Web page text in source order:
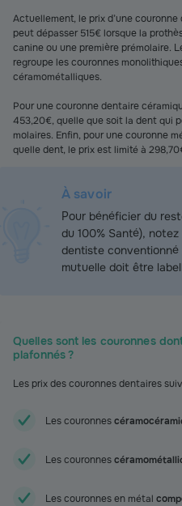
Actuellement, le prix d’une
peut dépasser 515€ lorsque la
canine ou une première prémolaire.
regroupe les couronnes
céramométalliques.
Pour une couronne dentaire
453,20€, quelle que soit la dent qui
molaires. Enfin, pour une couronne
quelle dent, le prix est limité à
À savoir
Pour bénéficier du
du 100% Santé),
dentiste
mutuelle doit être
Quelles sont les couronnes
plafonnés ?
Les prix des couronnes dentaires
Les couronnes
Les couronnes
Les couronnes en métal